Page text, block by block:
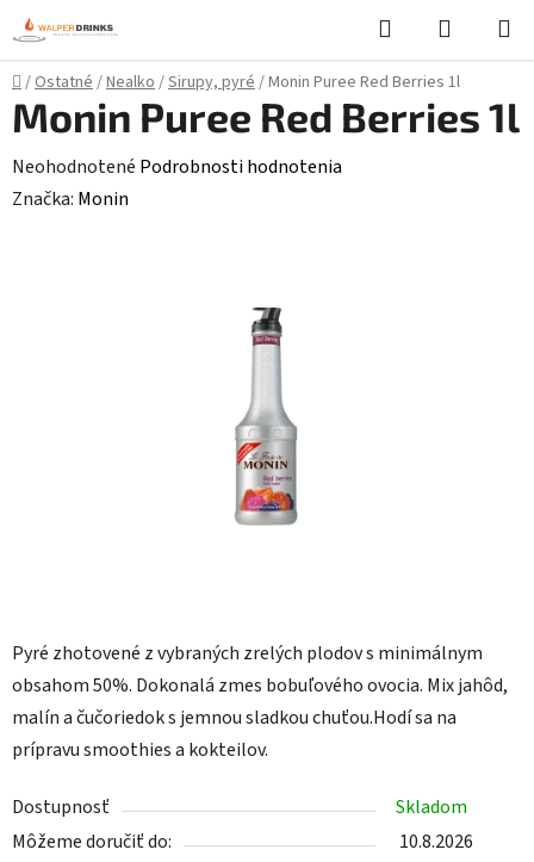
Prejsť
na
obsah
Hľadať
KOŠÍK
Domov
/Ostatné/Nealko/Sirupy, pyré/Monin Puree Red Berries 1l
Pyré zhotovené z vybraných zrelých plodov s minimálnym
obsahom 50%. Dokonalá zmes bobuľového ovocia. Mix jahôd,
malín a čučoriedok s jemnou sladkou chuťou.Hodí sa na
prípravu smoothies a kokteilov.
Dostupnosť
Skladom
Môžeme doručiť do:
10.8.2026
Monin Puree Red Berries 1l
Priemerné
hodnotenie
Neohodnotené Podrobnosti hodnotenia
Značka: Monin